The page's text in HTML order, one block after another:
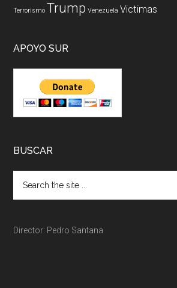
Terrorismo Trump Venezuela Victimas
APOYO SUR
BUSCAR
Director: Pedro Santana